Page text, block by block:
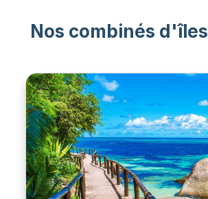
Nos combinés d'îles